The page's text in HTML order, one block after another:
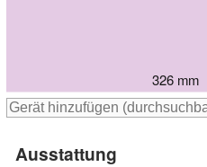
337 mm
331 mm
329 mm
329 mm
326 mm
Ausstattung